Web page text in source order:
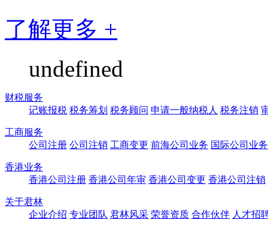
了解更多 +
undefined
财税服务
记账报税 税务筹划 税务顾问 申请一般纳税人 税务注销
工商服务
公司注册 公司注销 工商变更 前海公司业务 国际公司业务
香港业务
香港公司注册 香港公司年审 香港公司变更 香港公司注销
关于君林
企业介绍 专业团队 君林风采 荣誉资质 合作伙伴 人才招